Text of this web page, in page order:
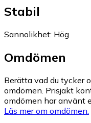
Stabil
Sannolikhet: Hög
Omdömen
Berätta vad du tycker
omdömen. Prisjakt
omdömen har använt
Läs mer om omdömen.